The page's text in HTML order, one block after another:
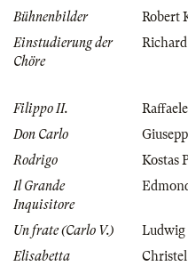
Bühnenbilder
Robert
Einstudierung der
Chöre
Richard
Filippo II.
Don Carlo
Rodrigo
Kostas
Il Grande
Inquisitore
Un frate (Carlo V.)
Ludwig
Elisabetta